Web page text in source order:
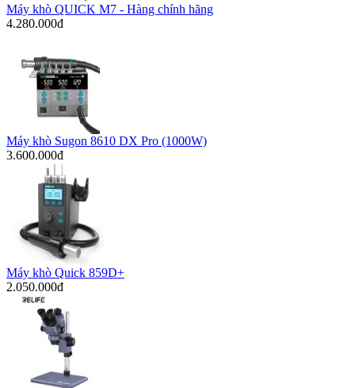
Máy khò QUICK M7 - Hàng chính hãng
4.280.000đ
Máy khò Sugon 8610 DX Pro (1000W)
3.600.000đ
Máy khò Quick 859D+
2.050.000đ